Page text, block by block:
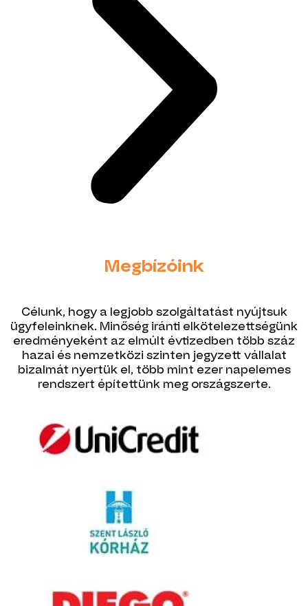
Megbízóink
Célunk, hogy a legjobb szolgáltatást nyújtsuk
ügyfeleinknek. Minőség iránti elkötelezettségünk
eredményeként az elmúlt évtizedben több száz
hazai és nemzetközi szinten jegyzett vállalat
bizalmát nyertük el, több mint ezer napelemes
rendszert építettünk meg országszerte.